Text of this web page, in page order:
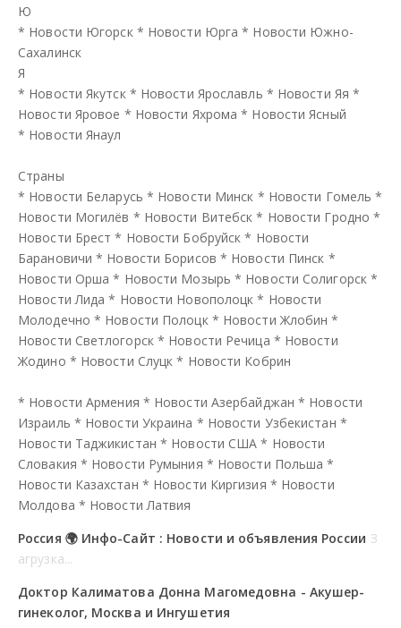
Ю
* Новости Югорск * Новости Юрга * Новости Южно-
Сахалинск
Я
* Новости Якутск * Новости Ярославль * Новости Яя *
Новости Яровое * Новости Яхрома * Новости Ясный
* Новости Янаул
Страны
* Новости Беларусь * Новости Минск * Новости Гомель *
Новости Могилёв * Новости Витебск * Новости Гродно *
Новости Брест * Новости Бобруйск * Новости
Барановичи * Новости Борисов * Новости Пинск *
Новости Орша * Новости Мозырь * Новости Солигорск *
Новости Лида * Новости Новополоцк * Новости
Молодечно * Новости Полоцк * Новости Жлобин *
Новости Светлогорск * Новости Речица * Новости
Жодино * Новости Слуцк * Новости Кобрин
* Новости Армения * Новости Азербайджан * Новости
Израиль * Новости Украина * Новости Узбекистан *
Новости Таджикистан * Новости США * Новости
Словакия * Новости Румыния * Новости Польша *
Новости Казахстан * Новости Киргизия * Новости
Молдова * Новости Латвия
Россия 🌍 Инфо-Сайт : Новости и объявления России З
агрузка...
Доктор Калиматова Донна Магомедовна - Акушер-
гинеколог, Москва и Ингушетия